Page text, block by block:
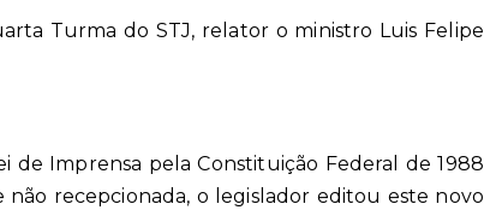
Turma do STJ, relator o ministro Luis Felipe
de Imprensa pela Constituição Federal de 1988
não recepcionada, o legislador editou este novo